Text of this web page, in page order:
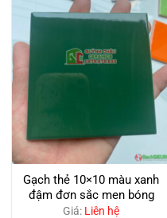
Gạch thẻ 10×10 màu xanh
đậm đơn sắc men bóng
Giá: Liên hệ